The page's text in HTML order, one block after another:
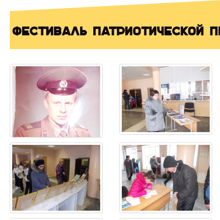
Фестиваль патриотической